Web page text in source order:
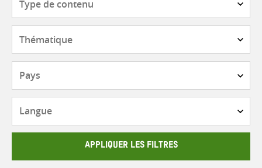
contenu
APPLIQUER LES FILTRES